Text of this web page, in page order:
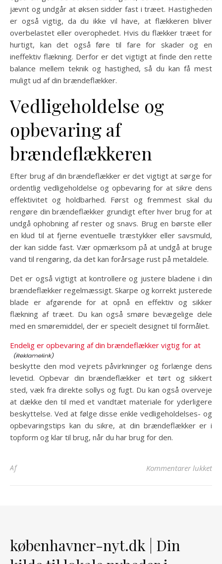
jævnt og undgår at øksen sidder fast i træet. Hastigheden
er også vigtig, da du ikke vil have, at flækkeren bliver
overbelastet eller overophedet. Hvis du flækker træet for
hurtigt, kan det også føre til fare for skader og en
ineffektiv flækning. Derfor er det vigtigt at finde den rette
balance mellem teknik og hastighed, så du kan få mest
muligt ud af din brændeflækker.
Vedligeholdelse og
opbevaring af
brændeflækkeren
Efter brug af din brændeflækker er det vigtigt at sørge for
ordentlig vedligeholdelse og opbevaring for at sikre dens
effektivitet og holdbarhed. Først og fremmest skal du
rengøre din brændeflækker grundigt efter hver brug for at
undgå ophobning af rester og snavs. Brug en børste eller
en klud til at fjerne eventuelle træstykker eller savsmuld,
der kan sidde fast. Vær opmærksom på at undgå at bruge
vand til rengøring, da det kan forårsage rust på metaldele.
Det er også vigtigt at kontrollere og justere bladene i din
brændeflækker regelmæssigt. Skarpe og korrekt justerede
blade er afgørende for at opnå en effektiv og sikker
flækning af træet. Du kan også smøre bevægelige dele
med en smøremiddel, der er specielt designet til formålet.
Endelig er opbevaring af din brændeflækker vigtig for at
beskytte den mod vejrets påvirkninger og forlænge dens
levetid. Opbevar din brændeflækker et tørt og sikkert
sted, væk fra direkte sollys og fugt. Du kan også overveje
at dække den til med et vandtæt materiale for yderligere
beskyttelse. Ved at følge disse enkle vedligeholdelses- og
opbevaringstips kan du sikre, at din brændeflækker er i
topform og klar til brug, når du har brug for den.
Af Kommentarer lukkettil
københavner-nyt.dk | Din